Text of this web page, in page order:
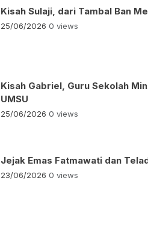
Kisah Sulaji, dari Tambal Ban
25/06/2026 0 views
Kisah Gabriel, Guru Sekolah
UMSU
25/06/2026 0 views
Jejak Emas Fatmawati dan
23/06/2026 0 views